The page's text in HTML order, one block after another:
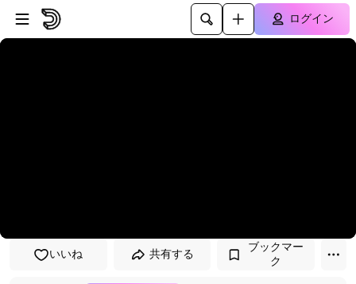
プレイヤーにスキップ
メインコンテンツにスキップ
ログイン
いいね 共有する
ブックマー
ク